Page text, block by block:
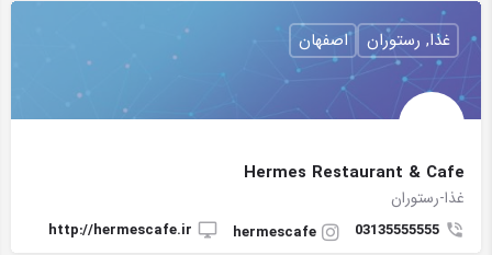
Hermes Restaurant & Cafe
غذا-رستوران
03135555555
hermescafe
http://hermescafe.ir
غذا, رستوران اصفهان